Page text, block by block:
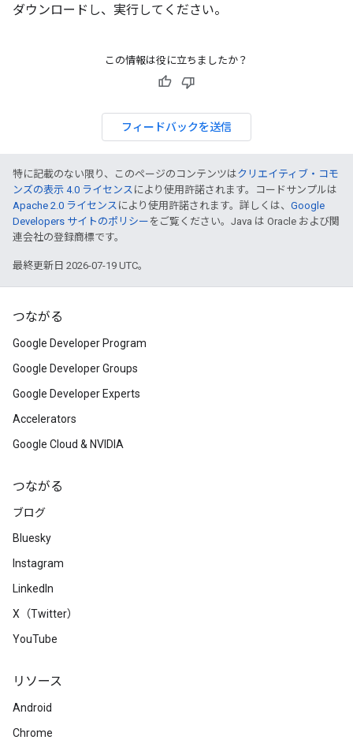
ダウンロードし、実行してください。
この情報は役に立ちましたか？
フィードバックを送信
特に記載のない限り、このページのコンテンツはクリエイティブ・コモ
ンズの表示 4.0 ライセンス により使用許諾されます。コードサンプルは
Apache 2.0 ライセンス により使用許諾されます。詳しくは、 Google
Developers サイトのポリシー をご覧ください。Java は Oracle および関
連会社の登録商標です。
最終更新日 2026-07-19 UTC。
つながる
Google Developer Program
Google Developer Groups
Google Developer Experts
Accelerators
Google Cloud & NVIDIA
つながる
ブログ
Bluesky
Instagram
LinkedIn
X（Twitter）
YouTube
リソース
Android
Chrome